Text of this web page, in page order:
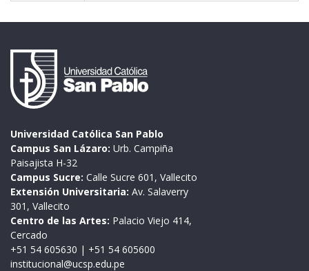
Universidad Católica San Pablo
Campus San Lázaro: Urb. Campiña
Paisajista H-32
Campus Sucre: Calle Sucre 601, Vallecito
Extensión Universitaria: Av. Salaverry
301, Vallecito
Centro de las Artes: Palacio Viejo 414,
Cercado
+51 54 605630 | +51 54 605600
institucional@ucsp.edu.pe